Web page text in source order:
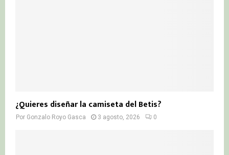
¿Quieres diseñar la camiseta del Betis?
Por Gonzalo Royo Gasca 3 agosto, 2026 0